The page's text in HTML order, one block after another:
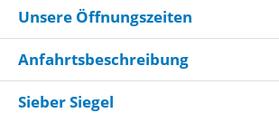
Unsere Öffnungszeiten
Anfahrtsbeschreibung
Sieber Siegel